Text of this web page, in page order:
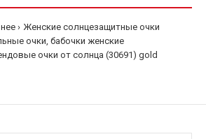
Женские солнцезащитные очки
очки, бабочки женские
очки от солнца (30691) gold